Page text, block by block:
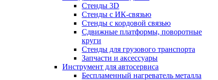
Стенды 3D
Стенды с ИК-связью
Стенды с кордовой связью
Сдвижные платформы, поворотные
круги
Стенды для грузового транспорта
Запчасти и аксессуары
Инструмент для автосервиса
Беспламенный нагреватель металла